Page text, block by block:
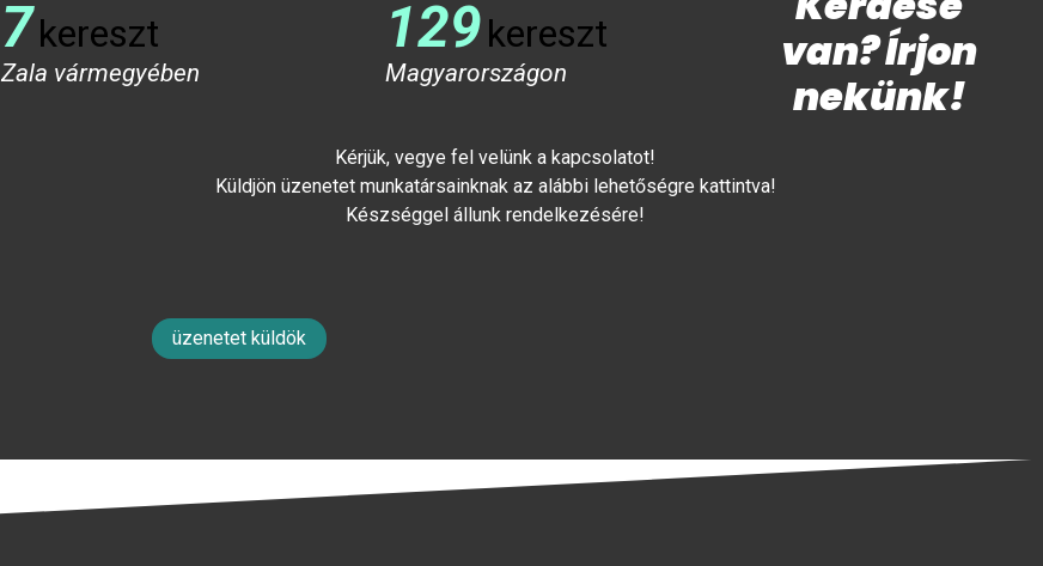
7kereszt
Zala vármegyében
129kereszt
Magyarországon
van? Írjon
nekünk!
Kérjük, vegye fel velünk a kapcsolatot!
Küldjön üzenetet munkatársainknak az alábbi lehetőségre kattintva!
Készséggel állunk rendelkezésére!
üzenetet küldök